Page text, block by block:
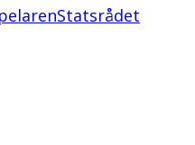
Statsrådet